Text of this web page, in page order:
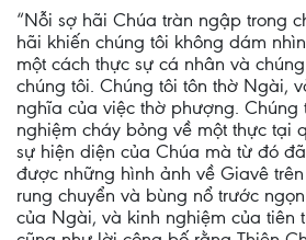
“Nỗi sợ hãi Chúa tràn ngập trong
hãi khiến chúng tôi không dám
một cách thực sự cá nhân và
chúng tôi. Chúng tôi tôn thờ Ngài,
nghĩa của việc thờ phượng. Chúng
nghiệm cháy bỏng về một thực tại
sự hiện diện của Chúa mà từ đó
được những hình ảnh về Giavê
rung chuyển và bùng nổ trước
của Ngài, và kinh nghiệm của tiên